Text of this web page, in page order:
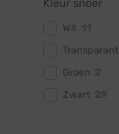
Kleur snoer
Wit
Transparant
Groen
Zwart